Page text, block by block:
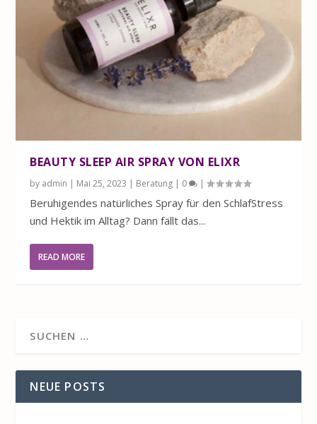
BEAUTY SLEEP AIR SPRAY VON ELIXR
by admin | Mai 25, 2023 | Beratung | 0 |
Beruhigendes natürliches Spray für den SchlafStress
und Hektik im Alltag? Dann fällt das...
READ MORE
NEUE POSTS